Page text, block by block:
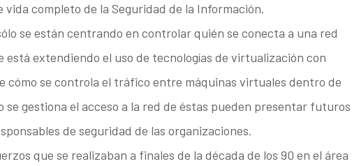
completo de la Seguridad de la Información.
se están centrando en controlar quién se conecta a una red
está extendiendo el uso de tecnologías de virtualización con
cómo se controla el tráfico entre máquinas virtuales dentro de
se gestiona el acceso a la red de éstas pueden presentar futuros
de seguridad de las organizaciones.
que se realizaban a finales de la década de los 90 en el área